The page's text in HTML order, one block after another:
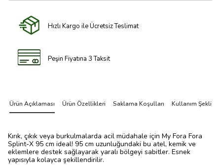
Hızlı Kargo ile Ücretsiz Teslimat
Peşin Fiyatına 3 Taksit
Ürün Açıklaması Ürün Özellikleri Saklama Koşulları Kullanım Şekli
Kırık, çıkık veya burkulmalarda acil müdahale için My Fora Fora
Splint-X 95 cm ideal! 95 cm uzunluğundaki bu atel, kemik ve
eklemlere destek sağlayarak yaralı bölgeyi sabitler. Esnek
yapısıyla kolayca şekillendirilir.